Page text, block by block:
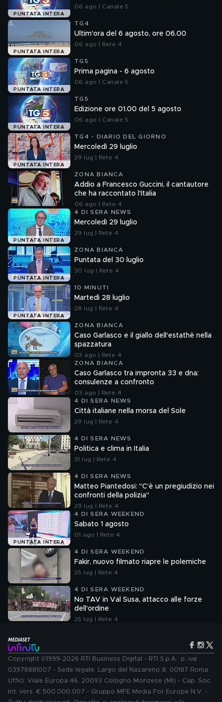
PUNTATA INTERA
06 ago | Canale 5
PUNTATA INTERA
TG4
Ultim'ora del 6 agosto, ore 06.00
06 ago | Rete 4
PUNTATA INTERA
TG5
Prima pagina - 6 agosto
06 ago | Canale 5
PUNTATA INTERA
TG5
Edizione ore 01.00 del 5 agosto
06 ago | Canale 5
PUNTATA INTERA
TG4 - DIARIO DEL GIORNO
Mercoledì 29 luglio
29 lug | Rete 4
ZONA BIANCA
Addio a Francesco Guccini, il cantautore
che ha raccontato l'Italia
06 ago | Rete 4
PUNTATA INTERA
4 DI SERA NEWS
Mercoledì 29 luglio
29 lug | Rete 4
PUNTATA INTERA
ZONA BIANCA
Puntata del 30 luglio
30 lug | Rete 4
PUNTATA INTERA
10 MINUTI
Martedì 28 luglio
28 lug | Rete 4
ZONA BIANCA
Caso Garlasco e il giallo dell'estathè nella
spazzatura
03 ago | Rete 4
ZONA BIANCA
Caso Garlasco tra impronta 33 e dna:
consulenze a confronto
03 ago | Rete 4
4 DI SERA NEWS
Città italiane nella morsa del Sole
29 lug | Rete 4
4 DI SERA NEWS
Politica e clima in Italia
31 lug | Rete 4
4 DI SERA NEWS
Matteo Piantedosi: "C'è un pregiudizio nei
confronti della polizia"
29 lug | Rete 4
PUNTATA INTERA
4 DI SERA WEEKEND
Sabato 1 agosto
01 ago | Rete 4
4 DI SERA WEEKEND
Fakir, nuovo filmato riapre le polemiche
25 lug | Rete 4
4 DI SERA WEEKEND
No TAV in Val Susa, attacco alle forze
dell'ordine
25 lug | Rete 4
Copyright ©1999-2026 RTI Business Digital - RTI S.p.A.: p. iva
03976881007 - Sede legale: Largo del Nazareno 8, 00187 Roma.
Uffici: Viale Europa 46, 20093 Cologno Monzese (MI) - Cap. Soc.
int. vers. € 500.000.007 - Gruppo MFE Media For Europe N.V. -